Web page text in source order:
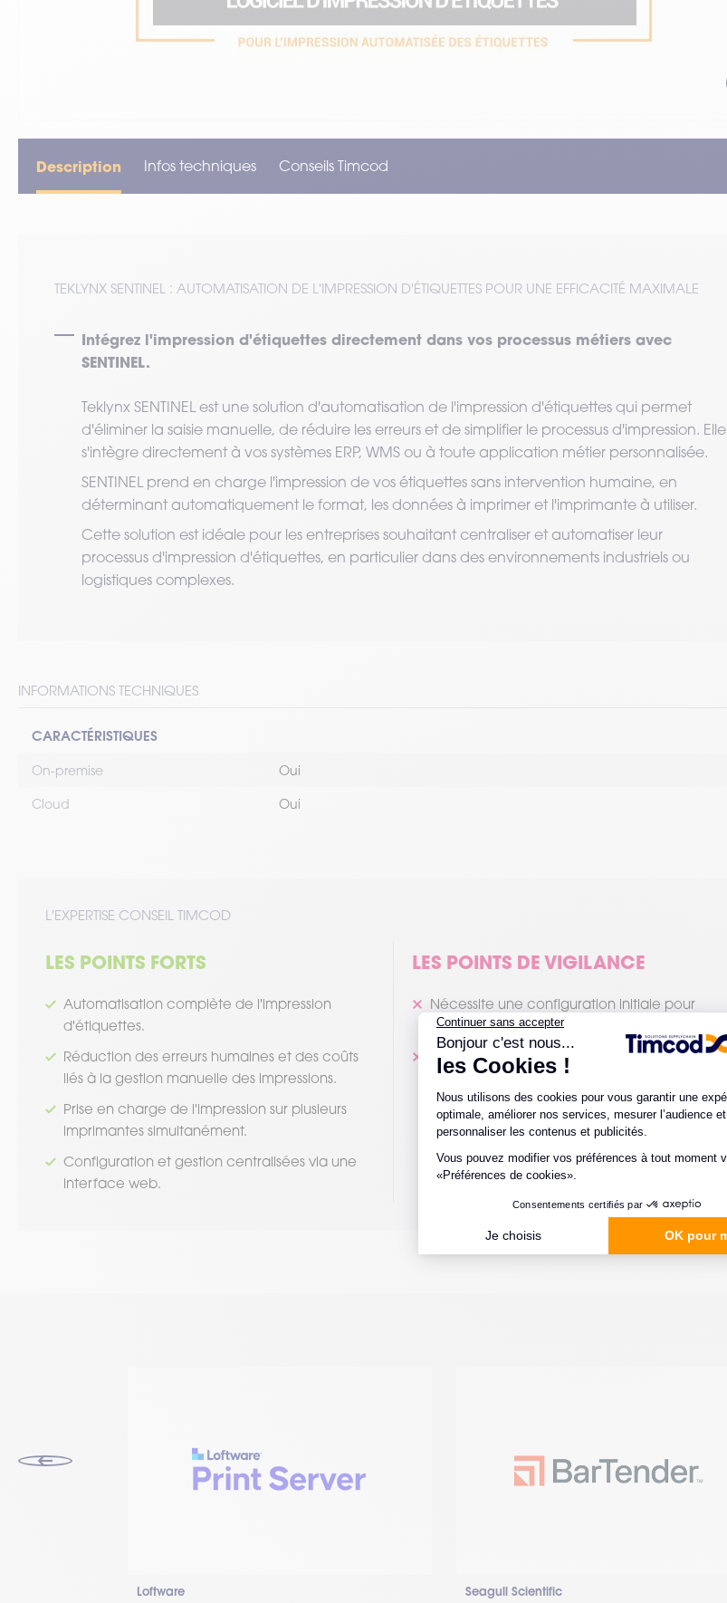
Description Infos techniques Conseils Timcod
TEKLYNX SENTINEL : AUTOMATISATION DE L'IMPRESSION D'ÉTIQUETTES POUR UNE EFFICACITÉ MAXIMALE
Intégrez l'impression d'étiquettes directement dans vos processus métiers avec
SENTINEL.
Teklynx SENTINEL est une solution d'automatisation de l'impression d'étiquettes qui permet
d'éliminer la saisie manuelle, de réduire les erreurs et de simplifier le processus d'impression. Elle
s'intègre directement à vos systèmes ERP, WMS ou à toute application métier personnalisée.
SENTINEL prend en charge l'impression de vos étiquettes sans intervention humaine, en
déterminant automatiquement le format, les données à imprimer et l'imprimante à utiliser.
Cette solution est idéale pour les entreprises souhaitant centraliser et automatiser leur
processus d'impression d'étiquettes, en particulier dans des environnements industriels ou
logistiques complexes.
INFORMATIONS TECHNIQUES
CARACTÉRISTIQUES
On-premise Oui
Cloud Oui
L'EXPERTISE CONSEIL TIMCOD
LES POINTS FORTS
Automatisation complète de l'impression
d'étiquettes.
Réduction des erreurs humaines et des coûts
liés à la gestion manuelle des impressions.
Prise en charge de l'impression sur plusieurs
imprimantes simultanément.
Configuration et gestion centralisées via une
interface web.
LES POINTS DE VIGILANCE
Nécessite une configuration initiale pour
l'intégration avec les systèmes existants.
La version cloud nécessite une connexion
Internet stable
Loftware
Seagull Scientific